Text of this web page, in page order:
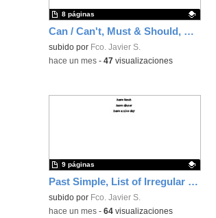
Can / Can't, Must & Should, Conditional Sentences, Sports & Healthy life, Transportation
Contenido educativo.
subido por Fco. Javier S.
8 páginas
-hace un mes- 47visualizaciones
Past Simple, List of Irregular Verbs, Past Time Expressions, Prepositions of place, Verb Expressions with Go, Have, Get, Do
Contenido educativo.
subido por Fco. Javier S.
9 páginas
-hace un mes- 64visualizaciones